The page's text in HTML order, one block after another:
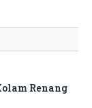
Renang